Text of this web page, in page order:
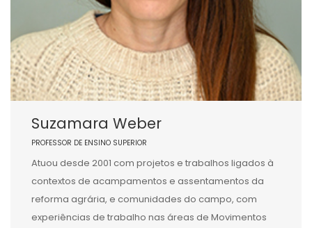
Suzamara Weber
PROFESSOR DE ENSINO SUPERIOR
Atuou desde 2001 com projetos e trabalhos ligados à
contextos de acampamentos e assentamentos da
reforma agrária, e comunidades do campo, com
experiências de trabalho nas áreas de Movimentos